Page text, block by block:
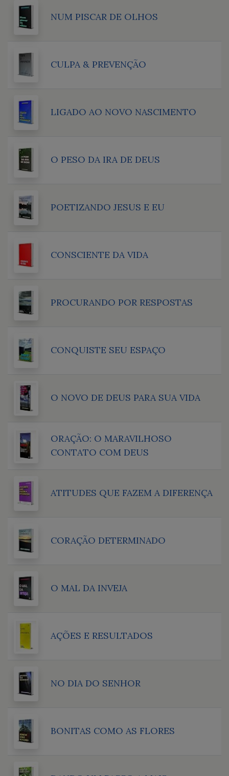
NUM PISCAR DE OLHOS
CULPA & PREVENÇÃO
LIGADO AO NOVO NASCIMENTO
O PESO DA IRA DE DEUS
POETIZANDO JESUS E EU
CONSCIENTE DA VIDA
PROCURANDO POR RESPOSTAS
CONQUISTE SEU ESPAÇO
O NOVO DE DEUS PARA SUA VIDA
ORAÇÃO: O MARAVILHOSO
CONTATO COM DEUS
ATITUDES QUE FAZEM A DIFERENÇA
CORAÇÃO DETERMINADO
O MAL DA INVEJA
AÇÕES E RESULTADOS
NO DIA DO SENHOR
BONITAS COMO AS FLORES